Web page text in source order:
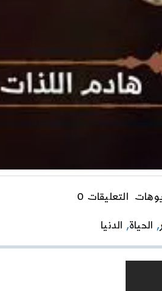
التعليقات 0
on
الثاني
, الحياة, الدنيا